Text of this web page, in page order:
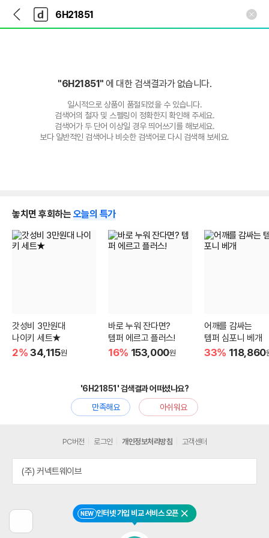
다
나
와
가
다
와
"6H21851" 에 대한 검색결과가 없습니다.
일시적으로 상품이 품절되었을 수 있습니다.
검색어의 철자 및 스펠링이 정확한지 확인해 주세요.
검색어가 두 단어 이상일 경우 띄어쓰기를 해보세요.
보다 일반적인 검색어나 비슷한 검색어로 다시 검색해 보세요.
놓치면 후회하는 오늘의 특가
갓성비 3만원대
나이키 세트★
2% 34,115원
바로 누워 잔다면?
템퍼 에르고 플러스!
16% 153,000원
어깨를 감싸는
템퍼 심포니 베개
33% 118,860
'6H21851' 검색결과 어떠셨나요?
만족해요
아쉬워요
전
NEW 인터넷 가입 비교 서비스 오픈 닫기
PC버전 로그인 개인정보처리방침 고객센터
(주) 커넥트웨이브